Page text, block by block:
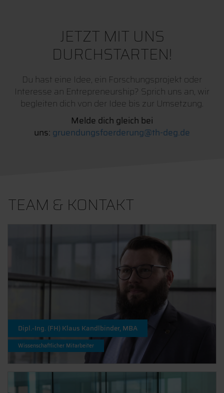
JETZT MIT UNS
DURCHSTARTEN!
Du hast eine Idee, ein Forschungsprojekt oder
Interesse an Entrepreneurship? Sprich uns an, wir
begleiten dich von der Idee bis zur Umsetzung.
Melde dich gleich bei
uns: gruendungsfoerderung@th-deg.de
TEAM & KONTAKT
Dipl.-Ing. (FH) Klaus Kandlbinder, MBA
Wissenschaftlicher Mitarbeiter